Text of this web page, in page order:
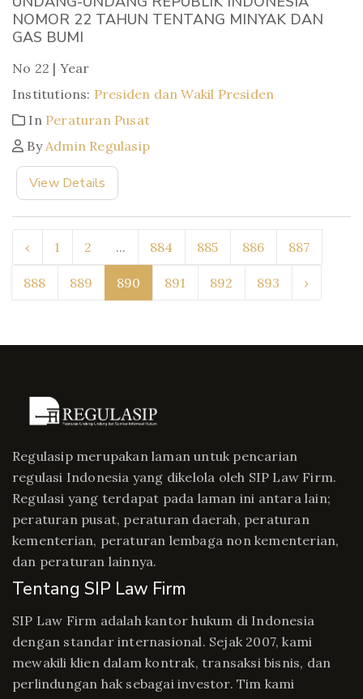
NOMOR 22 TAHUN TENTANG MINYAK DAN
GAS BUMI
No 22 | Year
Institutions: Presiden dan Wakil Presiden
In Peraturan Pusat
ByAdmin Regulasip
View Details
‹ 1 2 ... 884 885 886 887
888 889 890 891 892 893 ›
Regulasip merupakan laman untuk pencarian
regulasi Indonesia yang dikelola oleh SIP Law Firm.
Regulasi yang terdapat pada laman ini antara lain;
peraturan pusat, peraturan daerah, peraturan
kementerian, peraturan lembaga non kementerian,
dan peraturan lainnya.
Tentang SIP Law Firm
SIP Law Firm adalah kantor hukum di Indonesia
dengan standar internasional. Sejak 2007, kami
mewakili klien dalam kontrak, transaksi bisnis, dan
perlindungan hak sebagai investor. Tim kami